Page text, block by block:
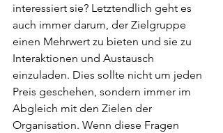
interessiert sie? Letztendlich geht es
auch immer darum, der Zielgruppe
einen Mehrwert zu bieten und sie zu
Interaktionen und Austausch
einzuladen. Dies sollte nicht um jeden
Preis geschehen, sondern immer im
Abgleich mit den Zielen der
Organisation. Wenn diese Fragen